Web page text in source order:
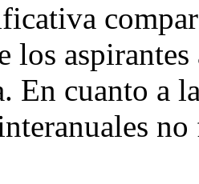
los
En cuanto a